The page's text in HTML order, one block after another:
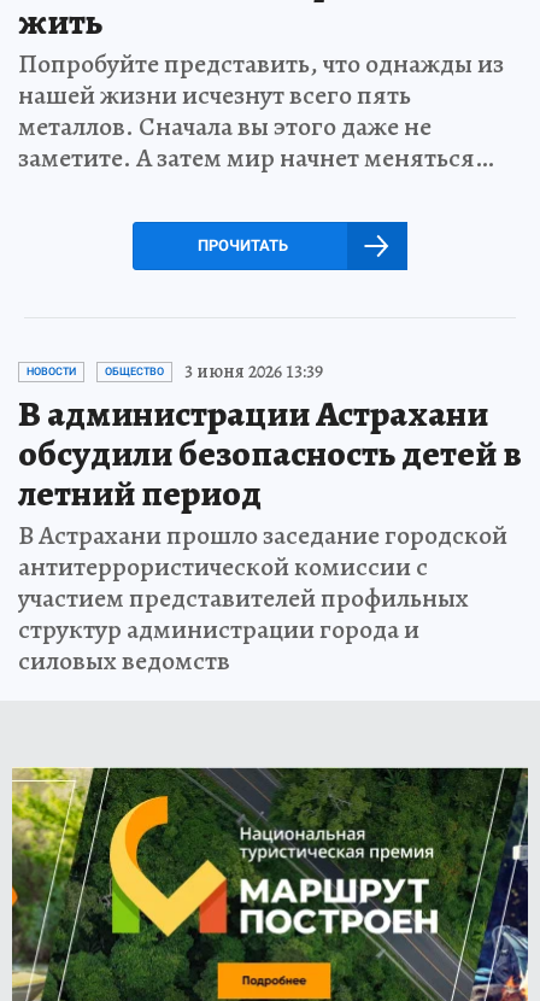
жить
Попробуйте представить, что однажды из
нашей жизни исчезнут всего пять
металлов. Сначала вы этого даже не
заметите. А затем мир начнет меняться…
ПРОЧИТАТЬ
НОВОСТИ ОБЩЕСТВО 3 июня 2026 13:39
В администрации Астрахани
обсудили безопасность детей в
летний период
В Астрахани прошло заседание городской
антитеррористической комиссии с
участием представителей профильных
структур администрации города и
силовых ведомств